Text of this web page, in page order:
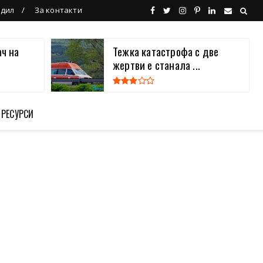
За контакти
на
Тежка катастрофа с две
жертви е станала ...